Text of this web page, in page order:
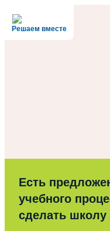
Решаем вместе
Есть
учебного
сделать